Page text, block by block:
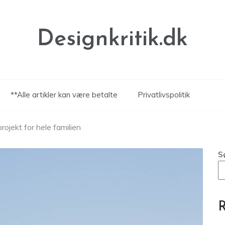
Designkritik.dk
**Alle artikler kan være betalte Privatlivspolitik
for hele familien